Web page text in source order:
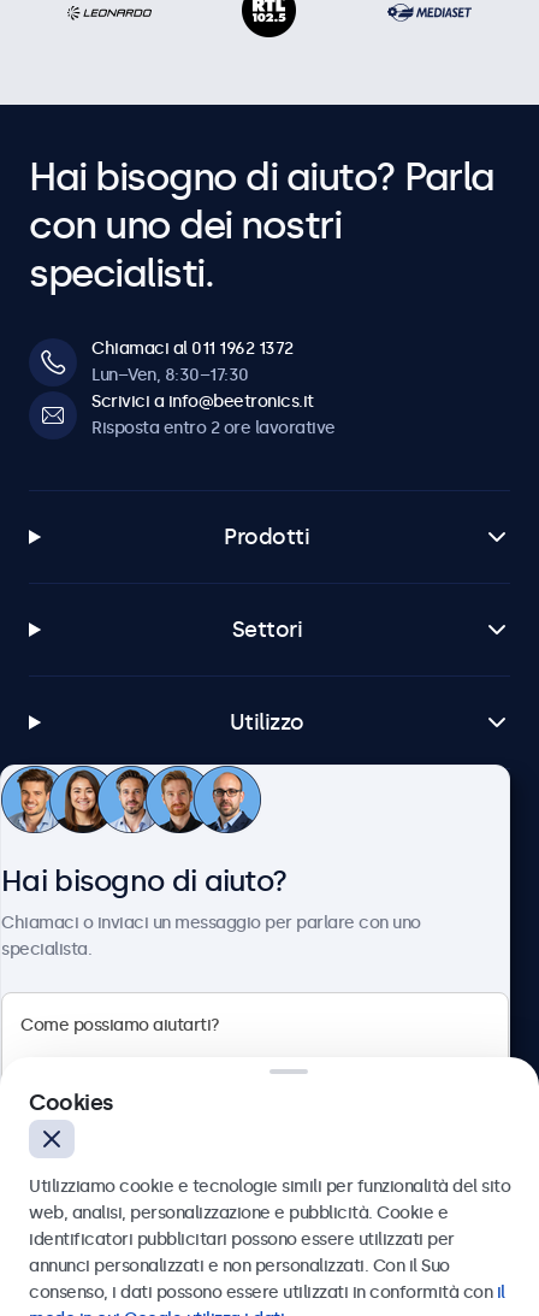
Hai bisogno di aiuto? Parla
con uno dei nostri
specialisti.
Chiamaci al 011 1962 1372
Lun–Ven, 8:30–17:30
Scrivici a info@beetronics.it
Risposta entro 2 ore lavorative
Prodotti
Settori
Utilizzo
Servizio Clienti
Italiano
Hai bisogno di aiuto?
Chiamaci o inviaci un messaggio per parlare con uno
specialista.
Inviare
Cookies
Utilizziamo cookie e tecnologie simili per funzionalità del sito
web, analisi, personalizzazione e pubblicità. Cookie e
identificatori pubblicitari possono essere utilizzati per
annunci personalizzati e non personalizzati. Con il Suo
consenso, i dati possono essere utilizzati in conformità con il